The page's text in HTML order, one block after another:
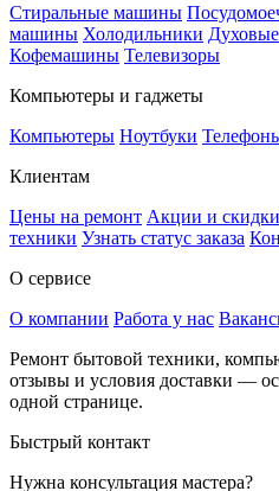
Стиральные машины
машины Холодильники
Кофемашины Телевизоры
Компьютеры и гаджеты
Компьютеры Ноутбуки
Клиентам
Цены на ремонт Акции и скидки
техники Узнать статус заказа
О сервисе
О компании Работа у нас
Ремонт бытовой техники,
отзывы и условия доставки —
одной странице.
Быстрый контакт
Нужна консультация мастера?